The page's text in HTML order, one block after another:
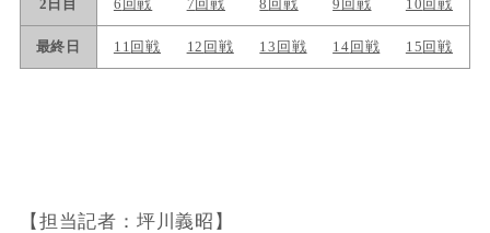
【担当記者：坪川義昭】